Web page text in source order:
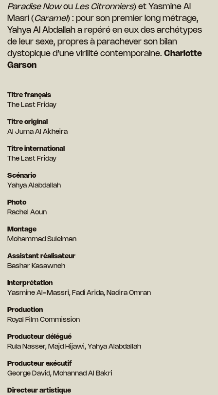
Paradise Nowou Les Citronniers) et Yasmine Al
Masri ( Caramel) : pour son premier long métrage,
Yahya Al Abdallah a repéré en eux des archétypes
de leur sexe, propres à parachever son bilan
dystopique d’une virilité contemporaine. Charlotte
Garson
Titre français
The Last Friday
Titre original
Al Juma Al Akheira
Titre international
The Last Friday
Scénario
Yahya Alabdallah
Photo
Rachel Aoun
Montage
Mohammad Suleiman
Assistant réalisateur
Bashar Kasawneh
Interprétation
Yasmine Al-Massri, Fadi Arida, Nadira Omran
Production
Royal Film Commission
Producteur délégué
Rula Nasser, Majd Hijawi, Yahya Alabdallah
Producteur exécutif
George David, Mohannad Al Bakri
Directeur artistique